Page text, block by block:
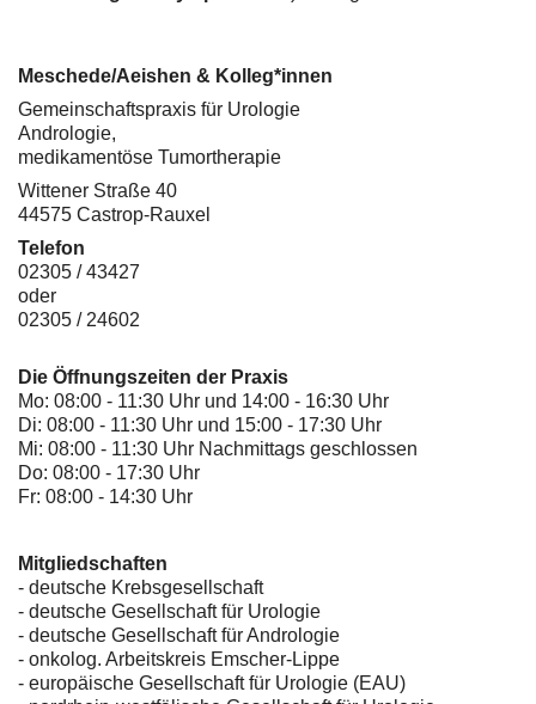
Meschede/Aeishen & Kolleg*innen
Gemeinschaftspraxis für Urologie
Andrologie,
medikamentöse Tumortherapie
Wittener Straße 40
44575 Castrop-Rauxel
Telefon
02305 / 43427
oder
02305 / 24602
Die Öffnungszeiten der Praxis
Mo: 08:00 - 11:30 Uhr und 14:00 - 16:30 Uhr
Di: 08:00 - 11:30 Uhr und 15:00 - 17:30 Uhr
Mi: 08:00 - 11:30 Uhr Nachmittags geschlossen
Do: 08:00 - 17:30 Uhr
Fr: 08:00 - 14:30 Uhr
Mitgliedschaften
- deutsche Krebsgesellschaft
- deutsche Gesellschaft für Urologie
- deutsche Gesellschaft für Andrologie
- onkolog. Arbeitskreis Emscher-Lippe
- europäische Gesellschaft für Urologie (EAU)